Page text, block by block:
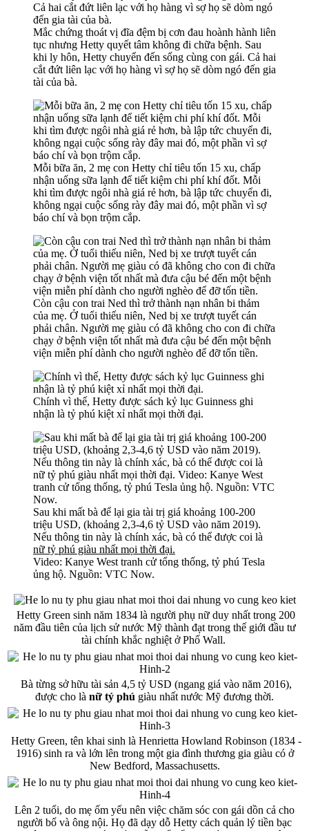
Mắc chứng thoát vị đĩa đệm bị cơn đau hoành hành liên
tục nhưng Hetty quyết tâm không đi chữa bệnh. Sau
khi ly hôn, Hetty chuyển đến sống cùng con gái. Cả hai
cắt đứt liên lạc với họ hàng vì sợ họ sẽ dòm ngó đến gia
tài của bà.
Mỗi bữa ăn, 2 mẹ con Hetty chỉ tiêu tốn 15 xu, chấp
nhận uống sữa lạnh để tiết kiệm chi phí khí đốt. Mỗi
khi tìm được ngôi nhà giá rẻ hơn, bà lập tức chuyển đi,
không ngại cuộc sống rày đây mai đó, một phần vì sợ
báo chí và bọn trộm cắp.
Còn cậu con trai Ned thì trở thành nạn nhân bi thảm
của mẹ. Ở tuổi thiếu niên, Ned bị xe trượt tuyết cán
phải chân. Người mẹ giàu có đã không cho con đi chữa
chạy ở bệnh viện tốt nhất mà đưa cậu bé đến một bệnh
viện miễn phí dành cho người nghèo để đỡ tốn tiền.
Chính vì thế, Hetty được sách kỷ lục Guinness ghi
nhận là tỷ phú kiệt xỉ nhất mọi thời đại.
Sau khi mất bà để lại gia tài trị giá khoảng 100-200
triệu USD, (khoảng 2,3-4,6 tỷ USD vào năm 2019).
Nếu thông tin này là chính xác, bà có thể được coi là
nữ tỷ phú giàu nhất mọi thời đại.
Video: Kanye West tranh cử tổng thống, tỷ phú Tesla
ủng hộ. Nguồn: VTC Now.
Hetty Green sinh năm 1834 là người phụ nữ duy nhất trong 200
năm đầu tiên của lịch sử nước Mỹ thành đạt trong thế giới đầu tư
tài chính khắc nghiệt ở Phố Wall.
Bà từng sở hữu tài sản 4,5 tỷ USD (ngang giá vào năm 2016),
được cho là nữ tỷ phú giàu nhất nước Mỹ đương thời.
Hetty Green, tên khai sinh là Henrietta Howland Robinson (1834 -
1916) sinh ra và lớn lên trong một gia đình thương gia giàu có ở
New Bedford, Massachusetts.
Lên 2 tuổi, do mẹ ốm yếu nên việc chăm sóc con gái dồn cả cho
người bố và ông nội. Họ đã dạy dỗ Hetty cách quản lý tiền bạc